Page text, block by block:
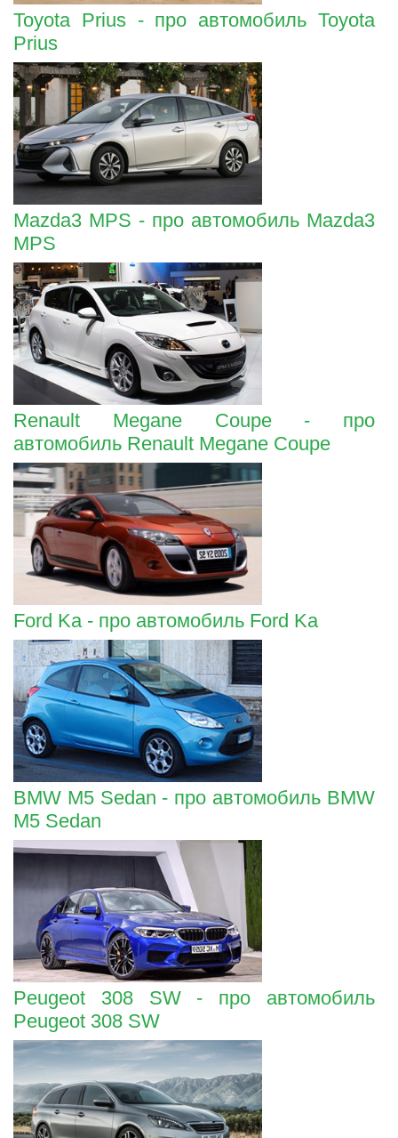
Toyota Prius - про автомобиль Toyota
Prius
Mazda3 MPS - про автомобиль Mazda3
MPS
Renault Megane Coupe - про
автомобиль Renault Megane Coupe
Ford Ka - про автомобиль Ford Ka
BMW M5 Sedan - про автомобиль BMW
M5 Sedan
Peugeot 308 SW - про автомобиль
Peugeot 308 SW